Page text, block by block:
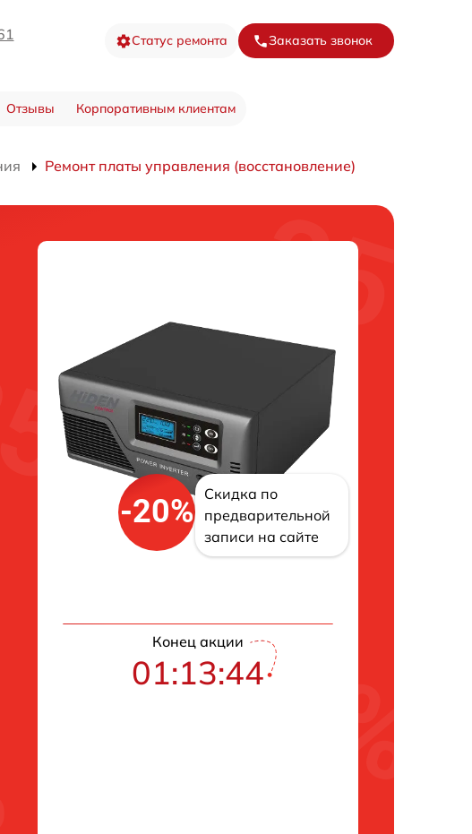
Статус ремонта Заказать звонок
Отзывы Корпоративным клиентам
Ремонт платы управления (восстановление)
-20%
Скидка по
предварительной
записи на сайте
Конец акции
01:13:43